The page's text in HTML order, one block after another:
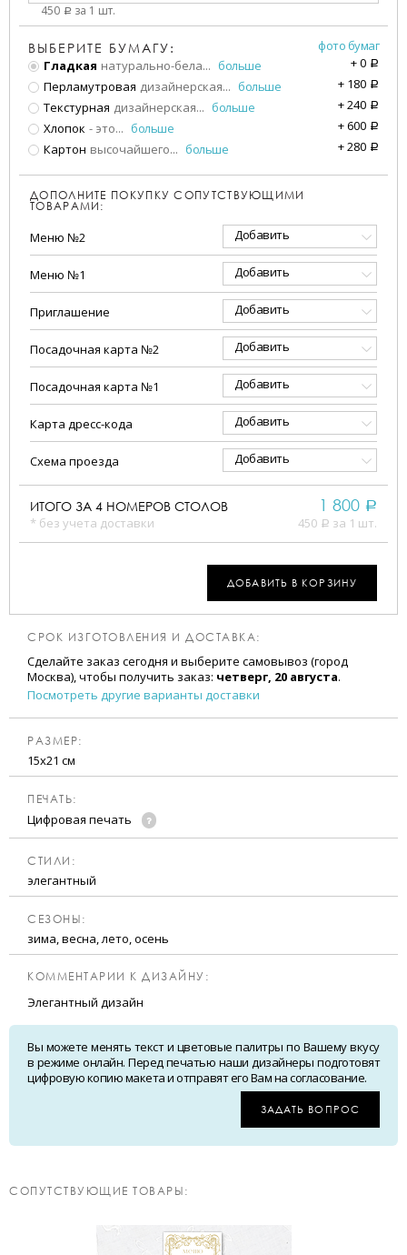
450 a за 1 шт.
ВЫБЕРИТЕ БУМАГУ:
фото бумаг
Гладкая натурально-бела... больше +0 a
Перламутровая дизайнерская... больше + 180 a
Текстурная дизайнерская... больше +240 a
Хлопок - это... больше +600 a
Картон высочайшего... больше +280 a
ДОПОЛНИТЕ ПОКУПКУ СОПУТСТВУЮЩИМИ
ТОВАРАМИ:
Меню №2 Добавить
Меню №1 Добавить
Приглашение Добавить
Посадочная карта №2 Добавить
Посадочная карта №1 Добавить
Карта дресс-кода Добавить
Схема проезда Добавить
ИТОГО ЗА 4 НОМЕРОВ СТОЛОВ
* без учета доставки
1 800 a
450 a за 1 шт.
ДОБАВИТЬ В КОРЗИНУ
СРОК ИЗГОТОВЛЕНИЯ И ДОСТАВКА:
Сделайте заказ сегодня и выберите самовывоз (город
Москва), чтобы получить заказ: четверг, 20 августа.
Посмотреть другие варианты доставки
РАЗМЕР:
15х21 см
ПЕЧАТЬ:
Цифровая печать
CТИЛИ:
элегантный
CЕЗОНЫ:
зима, весна, лето, осень
КОММЕНТАРИИ К ДИЗАЙНУ:
Элегантный дизайн
Вы можете менять текст и цветовые палитры по Вашему вкусу
в режиме онлайн. Перед печатью наши дизайнеры подготовят
цифровую копию макета и отправят его Вам на согласование.
ЗАДАТЬ ВОПРОС
CОПУТСТВУЮЩИЕ ТОВАРЫ: